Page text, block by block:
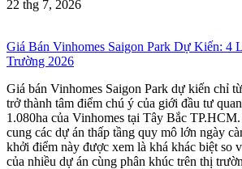
22 thg 7, 2026
Giá Bán Vinhomes Saigon Park Dự Kiến: 4
Trường 2026
Giá bán Vinhomes Saigon Park dự kiến chỉ
trở thành tâm điểm chú ý của giới đầu tư
1.080ha của Vinhomes tại Tây Bắc
cung các dự án thấp tầng quy mô lớn ngày
khởi điểm này được xem là khá khác biệt so
của nhiều dự án cùng phân khúc trên thị